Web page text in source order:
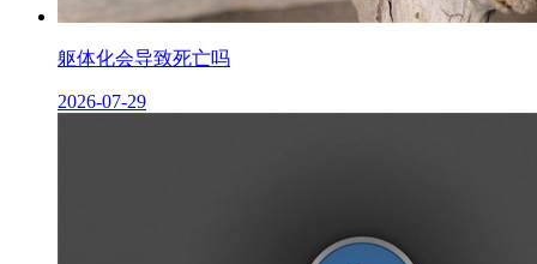
躯体化会导致死亡吗
2026-07-29